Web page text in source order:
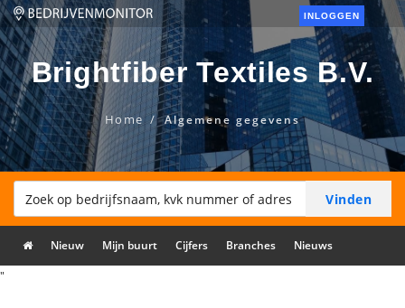
INLOGGEN
Brightfiber Textiles B.V.
Home Algemene gegevens
Nieuw Mijn buurt Cijfers Branches
Nieuws
"